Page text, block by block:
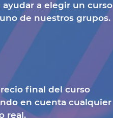
ayudar a elegir un curso
de nuestros grupos.
final del curso
en cuenta cualquier
real.